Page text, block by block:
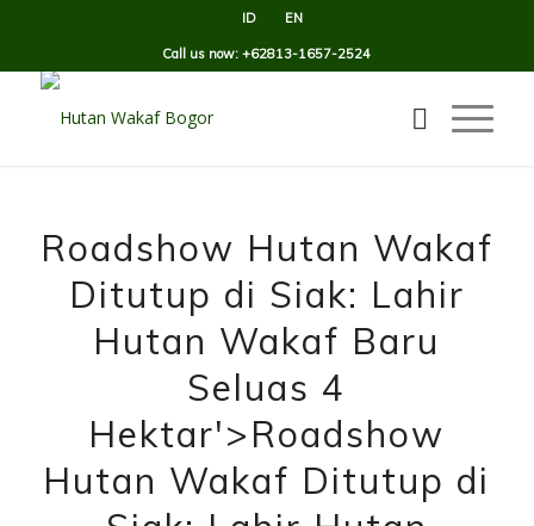
ID EN
Call us now: +62813-1657-2524
Roadshow Hutan Wakaf
Ditutup di Siak: Lahir
Hutan Wakaf Baru
Seluas 4
Hektar'>Roadshow
Hutan Wakaf Ditutup di